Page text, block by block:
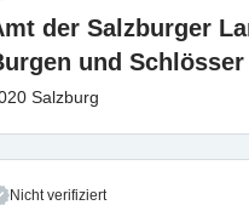
der Salzburger
und
Salzburg
Nicht verifiziert